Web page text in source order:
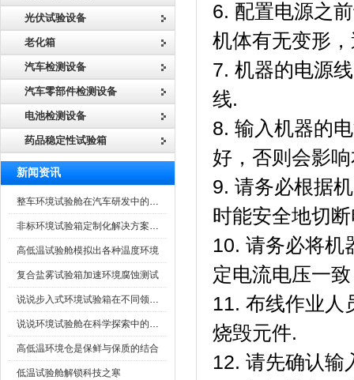
光伏试验设备
老化箱
汽车检测设备
汽车零部件检测设备
电池检测设备
药品稳定性试验箱
新闻资讯
整车环境试验舱在汽车研发中的作用
非标环境试验箱定制化解决方案在可靠性测试中的重要性
高低温试验舱模拟出各种温度环境
复合盐雾试验箱加速环境腐蚀测试
说说步入式环境试验箱在不同领域的应用
说说环境试验舱在科学探索中的作用
高低温环境仓是保鲜与保质的结合
低温试验舱解锁科技之寒
6. 配置电源之前
机体有无变形
7. 机器的电源线
线.
8. 输入机器的
好，否则会
9. 请务必根据机
时能安全地切断
10. 请务必将机
定电流电压一致
11. 布线作业人
烧毁元件.
12. 请先确认输